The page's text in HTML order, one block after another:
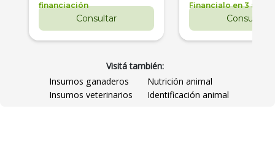
financiación
Consultar
Financialo en 3 años
Consultar
Visitá también:
Insumos ganaderos
Nutrición animal
Insumos veterinarios
Identificación animal